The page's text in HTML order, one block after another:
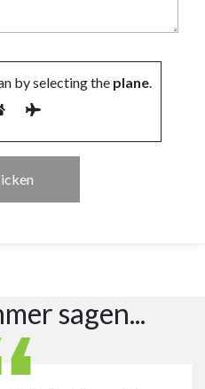
by selecting the plane.
sagen...